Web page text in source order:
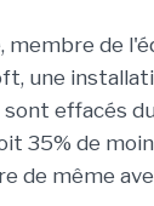
membre de
une
effacés
35% de
de même